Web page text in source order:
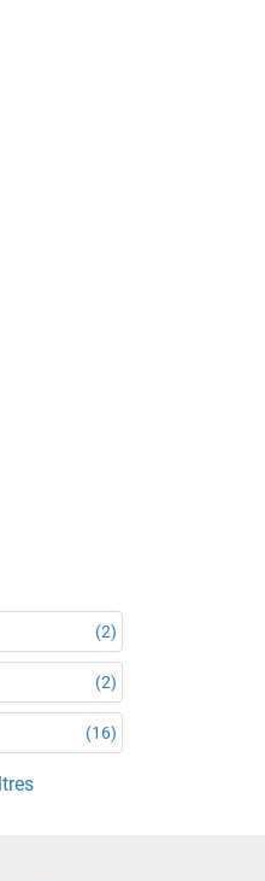
(2)
(2)
(16)